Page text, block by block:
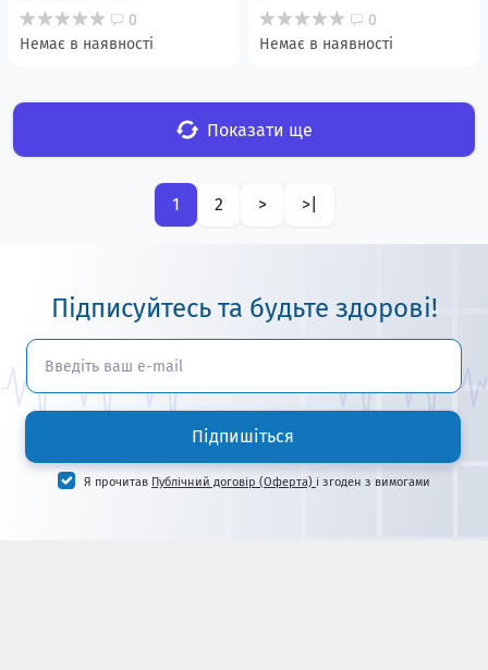
0
Немає в наявності
0
Немає в наявності
Показати ще
1 2 > >|
Підписуйтесь та будьте здорові!
Підпишіться
Я прочитав Публічний договір (Оферта) і згоден з вимогами